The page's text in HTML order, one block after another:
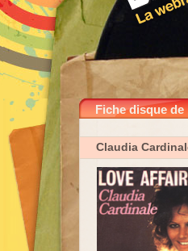
Fiche disque de
Claudia